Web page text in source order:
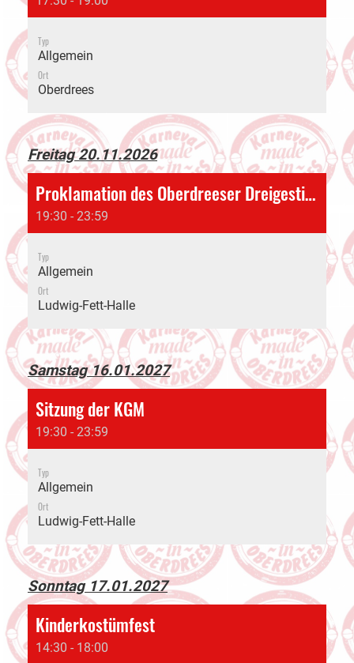
Typ
Allgemein
Ort
Oberdrees
Freitag 20.11.2026
Proklamation des Oberdreeser Dreigestirns
19:30 - 23:59
Typ
Allgemein
Ort
Ludwig-Fett-Halle
Samstag 16.01.2027
Sitzung der KGM
19:30 - 23:59
Typ
Allgemein
Ort
Ludwig-Fett-Halle
Sonntag 17.01.2027
Kinderkostümfest
14:30 - 18:00